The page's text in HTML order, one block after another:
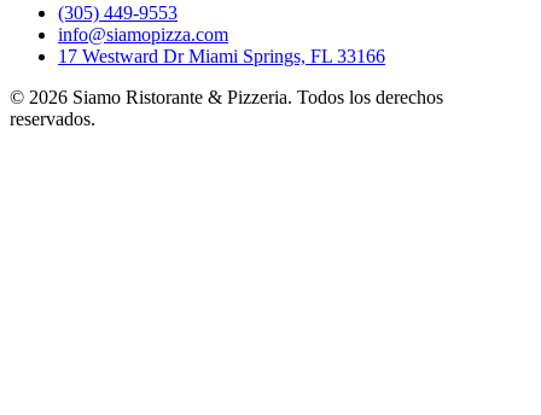
(305) 449-9553
info@siamopizza.com
17 Westward Dr Miami Springs, FL 33166
© 2026 Siamo Ristorante & Pizzeria. Todos los derechos
reservados.